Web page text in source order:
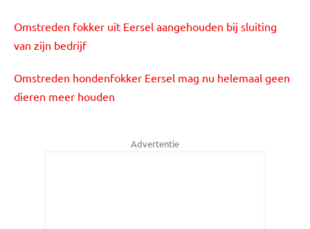
Omstreden fokker uit Eersel aangehouden bij sluiting
van zijn bedrijf
Omstreden hondenfokker Eersel mag nu helemaal geen
dieren meer houden
Advertentie